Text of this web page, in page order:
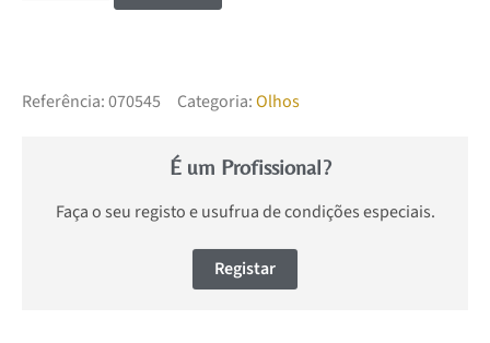
Referência:070545 Categoria:Olhos
É um Profissional?
Faça o seu registo e usufrua de condições especiais.
Registar